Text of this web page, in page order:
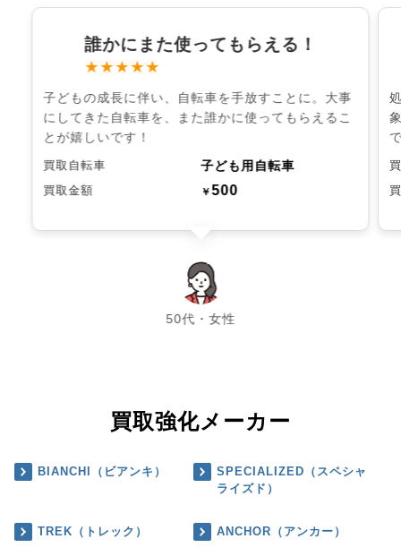
誰かにまた使ってもらえる！
★★★★★
子どもの成長に伴い、自転車を手放すことに。大事
にしてきた自転車を、また誰かに使ってもらえるこ
とが嬉しいです！
買取自転車 子ども用自転車
買取金額 ￥500
50代・女性
chevron_left chevron_right
買取強化メーカー
BIANCHI（ビアンキ）
SPECIALIZED（スペシャ
ライズド）
TREK（トレック） ANCHOR（アンカー）